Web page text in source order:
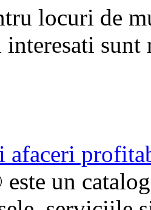
locuri de
sunt
afaceri
un